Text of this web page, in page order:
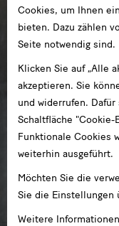
Cookies, um Ihnen
bieten. Dazu zählen
Seite notwendig sind.
Klicken Sie auf „Alle
akzeptieren. Sie
und widerrufen.
Schaltfläche "Cookie-
Funktionale Cookies
weiterhin ausgeführt.
Möchten Sie die
Sie die Einstellungen
Weitere